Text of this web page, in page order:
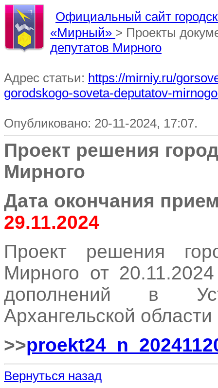
Официальный сайт
«Мирный» > Проекты
депутатов Мирного
Адрес статьи: https://mirniy.ru/
gorodskogo-soveta-deputatov-
Опубликовано: 20-11-2024, 17:07.
Проект решения
Мирного
Дата окончания
29.11.2024
Проект решения
Мирного от
дополнений в
Архангельской
>>
Вернуться назад